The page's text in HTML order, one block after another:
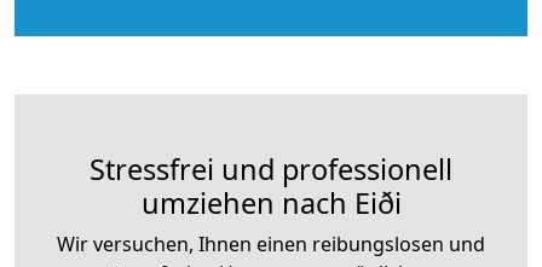
Stressfrei und professionell
umziehen nach Eiði
Wir versuchen, Ihnen einen reibungslosen und